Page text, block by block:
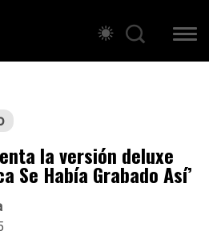
la versión deluxe
Se Había Grabado Así’